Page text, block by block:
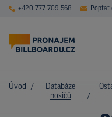
+420 777 709 568 Poptat
Úvod
Databáze
nosičů